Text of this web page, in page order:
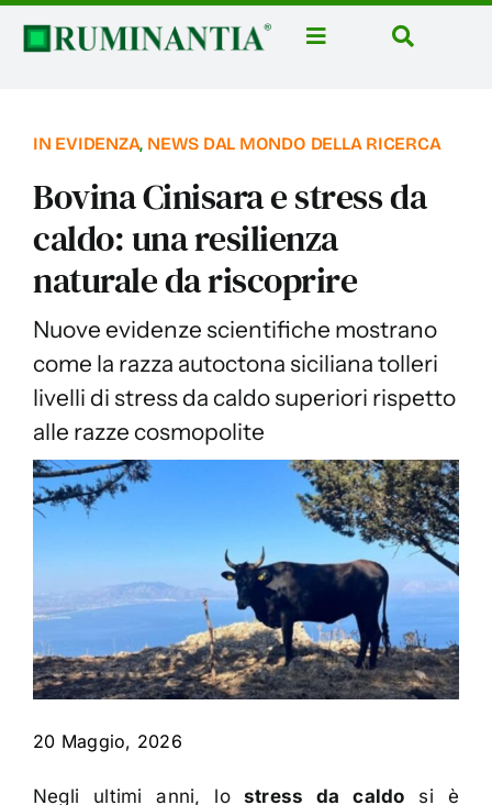
Salta
Toggle
Aziende
Corsi
Domus Casei
Eventi
Ruminantia Mese
Toggle
IN EVIDENZA, NEWS DAL MONDO DELLA RICERCA
Bovina Cinisara e stress da
caldo: una resilienza
naturale da riscoprire
Nuove evidenze scientifiche mostrano
come la razza autoctona siciliana tolleri
livelli di stress da caldo superiori rispetto
alle razze cosmopolite
20 Maggio, 2026
Negli ultimi anni, lostress da caldo si è